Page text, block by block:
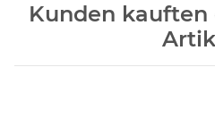
Kunden